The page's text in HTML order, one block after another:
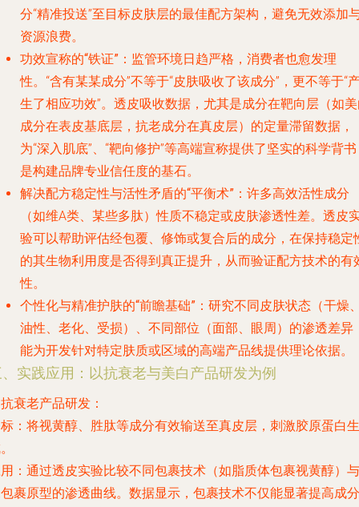
分“精准投送”至目标皮肤层的最佳配方架构，避免无效添加
资源浪费。
功效宣称的“铁证” ：监管环境日趋严格，消费者也愈发理
性。“含有某某成分”不等于“皮肤吸收了该成分”，更不等于“
生了相应功效”。透皮吸收数据，尤其是成分在靶向层（如
成分在表皮基底层，抗老成分在真皮层）的定量滞留数据，
为“深入肌底”、“靶向修护”等高端宣称提供了坚实的科学背
是构建品牌专业信任度的基石。
解决配方稳定性与活性矛盾的“平衡术” ：许多高效活性成分
（如维A类、某些多肽）性质不稳定或皮肤渗透性差。透皮
验可以帮助评估经包覆、修饰或复合后的成分，在保持稳定
的其生物利用度是否得到真正提升，从而验证配方技术的有
性。
个性化与精准护肤的“前瞻基础” ：研究不同皮肤状态（干燥
油性、老化、受损）、不同部位（面部、眼周）的渗透差异
能为开发针对特定肤质或区域的高端产品线提供理论依据。
实践应用：以抗衰老与美白产品研发为例
抗衰老产品研发 ：
：将视黄醇、胜肽等成分有效输送至真皮层，刺激胶原蛋白生
：通过透皮实验比较不同包裹技术（如脂质体包裹视黄醇）与
裹原型的渗透曲线。数据显示，包裹技术不仅能显著提高成分